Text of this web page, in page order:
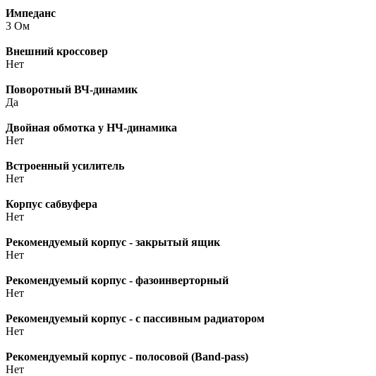
Импеданс
3 Ом
Внешний кроссовер
Нет
Поворотный ВЧ-динамик
Да
Двойная обмотка у НЧ-динамика
Нет
Встроенный усилитель
Нет
Корпус сабвуфера
Нет
Рекомендуемый корпус - закрытый ящик
Нет
Рекомендуемый корпус - фазоинверторный
Нет
Рекомендуемый корпус - с пассивным радиатором
Нет
Рекомендуемый корпус - полосовой (Band-pass)
Нет